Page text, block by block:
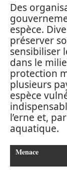
Des
espèce.
préserver
sensibiliser
dans le
protection
plusieurs
espèce
l’erne et,
aquatique.
Menace